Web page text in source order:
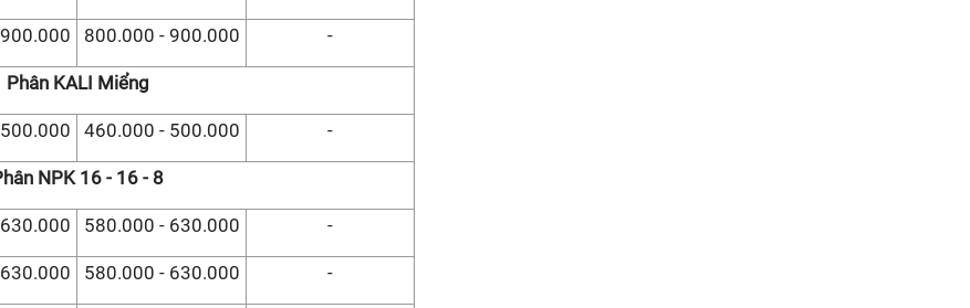
800.000 - 900.000 -
Phân KALI Miểng
460.000 - 500.000 -
NPK 16 - 16 - 8
580.000 - 630.000 -
580.000 - 630.000 -